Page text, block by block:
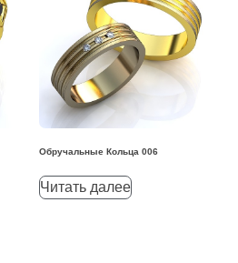
Обручальные Кольца 006
Читать далее